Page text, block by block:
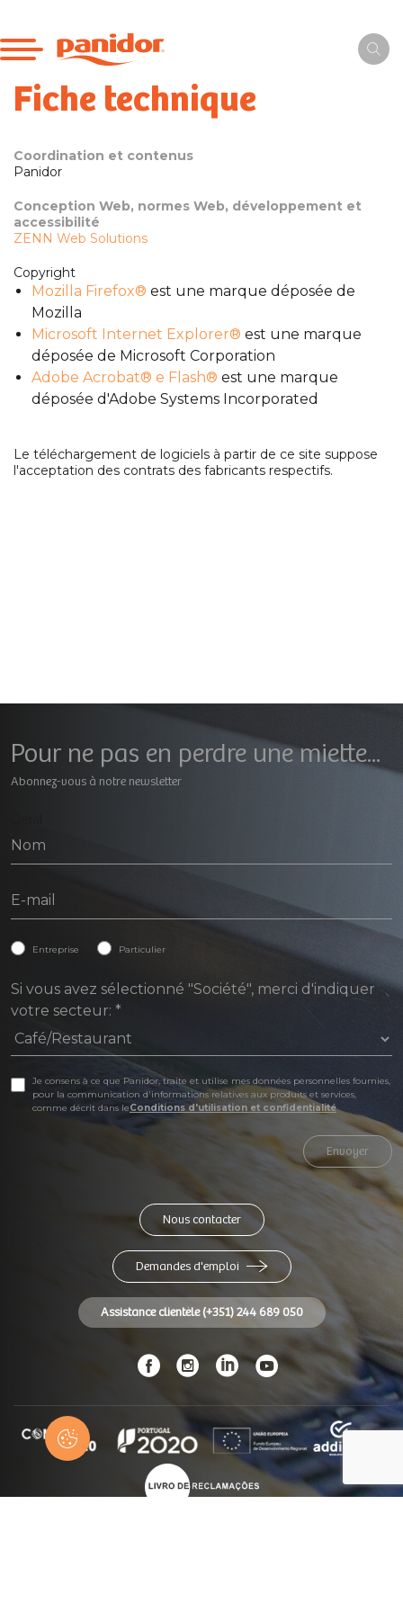
Fiche technique
Coordination et contenus
Panidor
Conception Web, normes Web, développement et
accessibilité
ZENN Web Solutions
Copyright
Mozilla Firefox® est une marque déposée de
Mozilla
Microsoft Internet Explorer® est une marque
déposée de Microsoft Corporation
Adobe Acrobat® e Flash® est une marque
déposée d'Adobe Systems Incorporated
Le téléchargement de logiciels à partir de ce site suppose
l'acceptation des contrats des fabricants respectifs.
Pour ne pas en perdre une miette...
Abonnez-vous à notre newsletter
Entreprise Particulier
Si vous avez sélectionné "Société", merci d'indiquer
votre secteur: *
Je consens à ce que Panidor, traite et utilise mes données personnelles fournies,
pour la communication d'informations relatives aux produits et services,
comme décrit dans leConditions d'utilisation et confidentialité
Envoyer
Nous contacter
Demandes d'emploi
Assistance clientèle (+351) 244 689 050